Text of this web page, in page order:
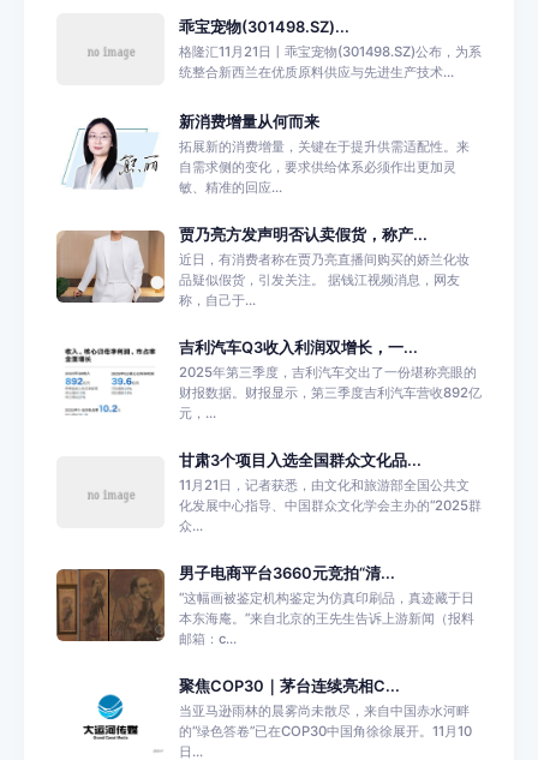
乖宝宠物(301498.SZ)...
格隆汇11月21日丨乖宝宠物(301498.SZ)公布，为系
统整合新西兰在优质原料供应与先进生产技术...
新消费增量从何而来
拓展新的消费增量，关键在于提升供需适配性。来
自需求侧的变化，要求供给体系必须作出更加灵
敏、精准的回应...
贾乃亮方发声明否认卖假货，称产...
近日，有消费者称在贾乃亮直播间购买的娇兰化妆
品疑似假货，引发关注。 据钱江视频消息，网友
称，自己于...
吉利汽车Q3收入利润双增长，一...
2025年第三季度，吉利汽车交出了一份堪称亮眼的
财报数据。财报显示，第三季度吉利汽车营收892亿
元，...
甘肃3个项目入选全国群众文化品...
11月21日，记者获悉，由文化和旅游部全国公共文
化发展中心指导、中国群众文化学会主办的“2025群
众...
男子电商平台3660元竞拍“清...
“这幅画被鉴定机构鉴定为仿真印刷品，真迹藏于日
本东海庵。”来自北京的王先生告诉上游新闻（报料
邮箱：c...
聚焦COP30｜茅台连续亮相C...
当亚马逊雨林的晨雾尚未散尽，来自中国赤水河畔
的“绿色答卷”已在COP30中国角徐徐展开。11月10
日...